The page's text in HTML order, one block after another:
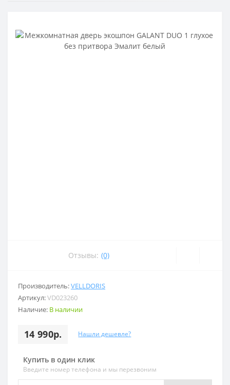
Отзывы: (0)
Производитель:VELLDORIS
Артикул:VD023260
Наличие: В наличии
14 990р. Нашли дешевле?
Купить в один клик
Введите номер телефона и мы перезвоним